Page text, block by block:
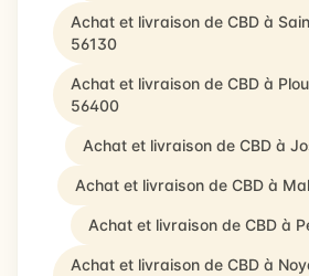
Achat et livraison de CBD à
56130
Achat et livraison de CBD à
56400
Achat et livraison de CBD à
Achat et livraison de CBD à
Achat et livraison de CBD à
Achat et livraison de CBD à